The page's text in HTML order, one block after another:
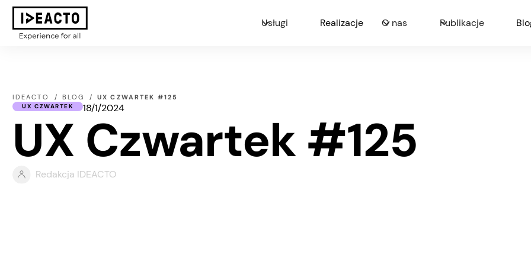
Usługi Realizacje O nas Publikacje
IDEACTO BLOG UX CZWARTEK #125
UX CZWARTEK 18/1/2024
UX Czwartek #125
Redakcja IDEACTO